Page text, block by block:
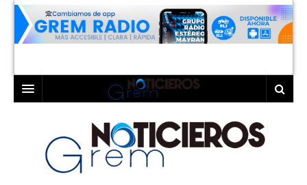
LAGUNA
TORREÓN
COAHUILA